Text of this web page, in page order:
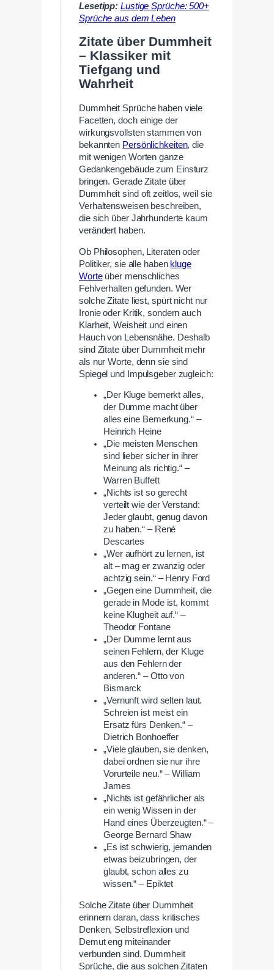
Lesetipp: Lustige Sprüche: 500+
Sprüche aus dem Leben
Zitate über Dummheit
– Klassiker mit
Tiefgang und
Wahrheit
Dummheit Sprüche haben viele
Facetten, doch einige der
wirkungsvollsten stammen von
bekannten Persönlichkeiten, die
mit wenigen Worten ganze
Gedankengebäude zum Einsturz
bringen. Gerade Zitate über
Dummheit sind oft zeitlos, weil sie
Verhaltensweisen beschreiben,
die sich über Jahrhunderte kaum
verändert haben.
Ob Philosophen, Literaten oder
Politiker, sie alle haben kluge
Worteüber menschliches
Fehlverhalten gefunden. Wer
solche Zitate liest, spürt nicht nur
Ironie oder Kritik, sondern auch
Klarheit, Weisheit und einen
Hauch von Lebensnähe. Deshalb
sind Zitate über Dummheit mehr
als nur Worte, denn sie sind
Spiegel und Impulsgeber zugleich:
„Der Kluge bemerkt alles,
der Dumme macht über
alles eine Bemerkung.“ –
Heinrich Heine
„Die meisten Menschen
sind lieber sicher in ihrer
Meinung als richtig.“ –
Warren Buffett
„Nichts ist so gerecht
verteilt wie der Verstand:
Jeder glaubt, genug davon
zu haben.“ – René
Descartes
„Wer aufhört zu lernen, ist
alt – mag er zwanzig oder
achtzig sein.“ – Henry Ford
„Gegen eine Dummheit, die
gerade in Mode ist, kommt
keine Klugheit auf.“ –
Theodor Fontane
„Der Dumme lernt aus
seinen Fehlern, der Kluge
aus den Fehlern der
anderen.“ – Otto von
Bismarck
„Vernunft wird selten laut.
Schreien ist meist ein
Ersatz fürs Denken.“ –
Dietrich Bonhoeffer
„Viele glauben, sie denken,
dabei ordnen sie nur ihre
Vorurteile neu.“ – William
James
„Nichts ist gefährlicher als
ein wenig Wissen in der
Hand eines Überzeugten.“ –
George Bernard Shaw
„Es ist schwierig, jemanden
etwas beizubringen, der
glaubt, schon alles zu
wissen.“ – Epiktet
Solche Zitate über Dummheit
erinnern daran, dass kritisches
Denken, Selbstreflexion und
Demut eng miteinander
verbunden sind. Dummheit
Sprüche, die aus solchen Zitaten